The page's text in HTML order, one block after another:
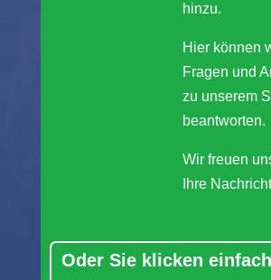
hinzu.
Hier können
Fragen und
zu unserem
beantworten.
Wir freuen
Ihre
Oder Sie klicken